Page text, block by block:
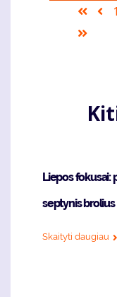
Pagination
First
1
Liepos fokusai:
septynis
Skaityti daugiau